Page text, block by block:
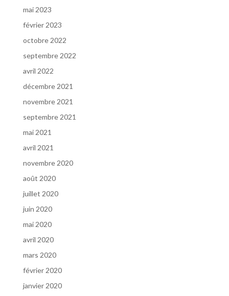
mai 2023
février 2023
octobre 2022
septembre 2022
avril 2022
décembre 2021
novembre 2021
septembre 2021
mai 2021
avril 2021
novembre 2020
août 2020
juillet 2020
juin 2020
mai 2020
avril 2020
mars 2020
février 2020
janvier 2020